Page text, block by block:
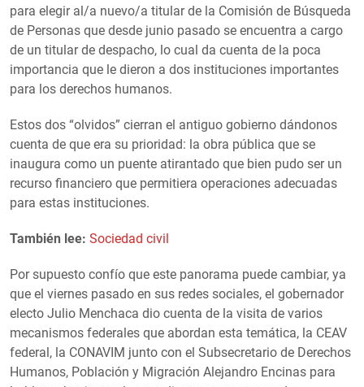
para elegir al/a nuevo/a titular de la Comisión de Búsqueda
de Personas que desde junio pasado se encuentra a cargo
de un titular de despacho, lo cual da cuenta de la poca
importancia que le dieron a dos instituciones importantes
para los derechos humanos.
Estos dos “olvidos” cierran el antiguo gobierno dándonos
cuenta de que era su prioridad: la obra pública que se
inaugura como un puente atirantado que bien pudo ser un
recurso financiero que permitiera operaciones adecuadas
para estas instituciones.
También lee: Sociedad civil
Por supuesto confío que este panorama puede cambiar, ya
que el viernes pasado en sus redes sociales, el gobernador
electo Julio Menchaca dio cuenta de la visita de varios
mecanismos federales que abordan esta temática, la CEAV
federal, la CONAVIM junto con el Subsecretario de Derechos
Humanos, Población y Migración Alejandro Encinas para